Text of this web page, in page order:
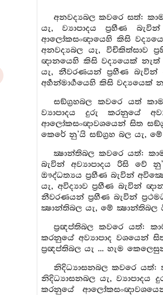
අනවද්‍යබල කවරෙ සත්:
යැ, ව්‍යාපාදය ප්‍රහීණ
ආලෝකසංඥායෙහි කිසි
අනවද්‍යබල යැ, විචිකිත්සාව
ඥානයෙහි කිසි වද්‍යයෙක් නැත්
යැ, නීවරණයන් ප්‍රහීණ බැවින්
අර්‍හන්මාර්‍ගයෙහි කිසි වද්‍යයෙක්
සඞ්ග්‍රහබල කවරෙ යත්
ව්‍යාපාදය දුරු කරනුයේ
ආලෝකසංඥාවශයෙන් සිත
කෙරේ නු’යි සඞ්ග්‍රහ බල යැ,
ක්‍ෂාන්තිබල කවරෙ යත්:
බැවින් අව්‍යාපාදය රිසි වේ
ඖද්ධත්‍යය ප්‍රහීණ බැවින්
යැ, අවිද්‍යාව ප්‍රහීණ බැවින්
නීවරණයන් ප්‍රහීණ බැවින්
ක්‍ෂාන්තිබල යැ, මේ ක්‍ෂාන්තිබල
ප්‍රඥප්තිබල කවරෙ යත්:
කරනුයේ අව්‍යාපාද වශයෙන්
ප්‍රඥප්තිබල යැ ... හැම
නිදිධ්‍යාසනබල කවරෙ යත්:
නිදිධ්‍යාසනබල යැ,
කරනුයේ